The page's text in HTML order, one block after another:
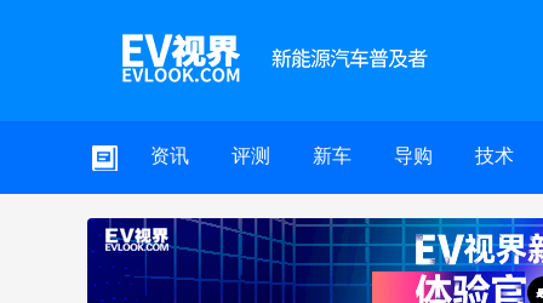
资讯 评测 新车 导购 技术